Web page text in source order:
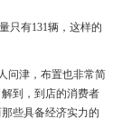
只有131辆，这样的
问津，布置也非常简
到，到店的消费者
些具备经济实力的